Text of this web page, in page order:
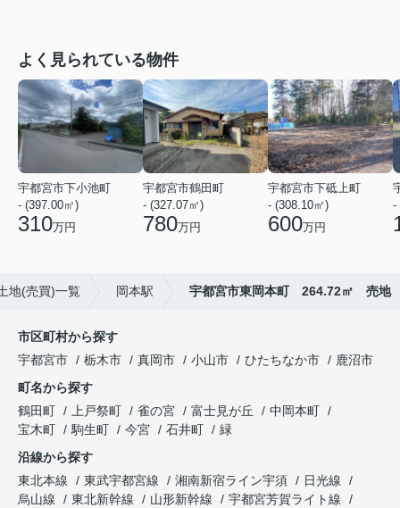
よく見られている物件
宇都宮市下小池町
- (397.00㎡)
310万円
宇都宮市鶴田町
- (327.07㎡)
780万円
宇都宮市下砥上町
- (308.10㎡)
600万円
-
地(売買)一覧 岡本駅 宇都宮市東岡本町 264.72㎡ 売地
市区町村から探す
宇都宮市
栃木市 真岡市 小山市 ひたちなか市
鹿沼市
町名から探す
鶴田町
上戸祭町 雀の宮 富士見が丘
中岡本町
宝木町
駒生町 今宮 石井町
緑
沿線から探す
東北本線
東武宇都宮線 湘南新宿ライン宇須
日光線
烏山線
東北新幹線 山形新幹線
宇都宮芳賀ライト線